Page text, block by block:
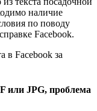
наличие
по поводу
Facebook.
в Facebook за
или JPG, проблема